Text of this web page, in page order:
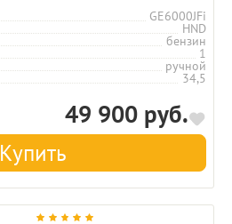
GE6000JFi
HND
бензин
1
ручной
34,5
49 900 руб.
Купить